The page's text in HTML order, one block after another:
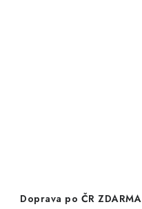
Doprava po ČR ZDARMA